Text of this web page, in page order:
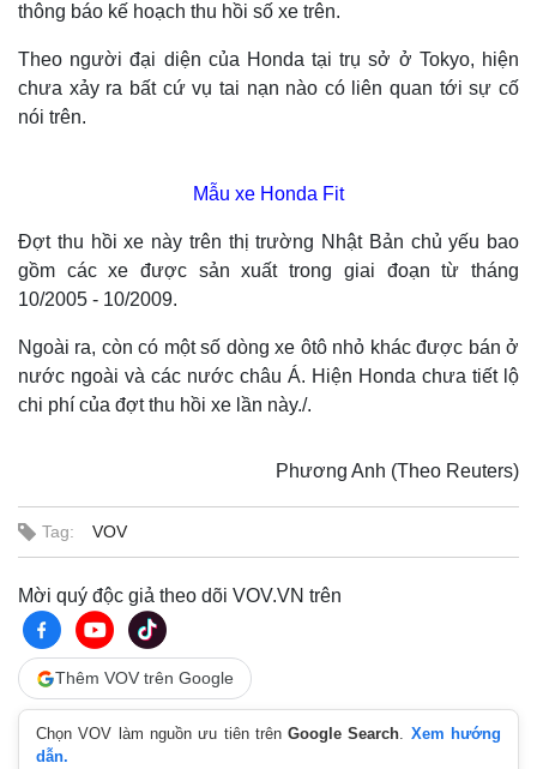
Thế giới
Quan sát
Cuộc sống đó đây
Hồ sơ
Multimedia
Ảnh
E-Magazine
thông báo kế hoạch thu hồi số xe trên.
Theo người đại diện của Honda tại trụ sở ở Tokyo, hiện
chưa xảy ra bất cứ vụ tai nạn nào có liên quan tới sự cố
nói trên.
Mẫu xe Honda Fit
Đợt thu hồi xe này trên thị trường Nhật Bản chủ yếu bao
gồm các xe được sản xuất trong giai đoạn từ tháng
10/2005 - 10/2009.
Ngoài ra, còn có một số dòng xe ôtô nhỏ khác được bán ở
nước ngoài và các nước châu Á. Hiện Honda chưa tiết lộ
chi phí của đợt thu hồi xe lần này./.
Phương Anh (Theo Reuters)
Tag: VOV
Mời quý độc giả theo dõi VOV.VN trên
Thêm VOV trên Google
Chọn VOV làm nguồn ưu tiên trênGoogle Search. Xem hướng
dẫn.